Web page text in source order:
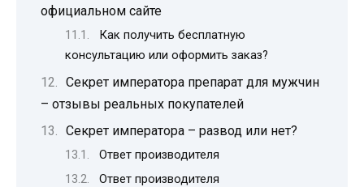
официальном сайте
Как получить бесплатную
консультацию или оформить заказ?
Секрет императора препарат для мужчин
– отзывы реальных покупателей
Секрет императора – развод или нет?
Ответ производителя
Ответ производителя